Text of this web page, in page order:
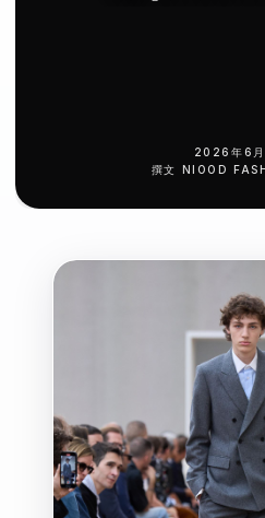
2026年6月
撰文
NIOOD